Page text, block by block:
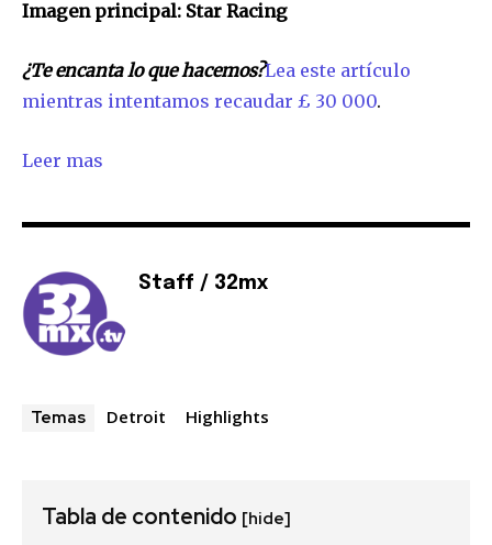
Imagen principal: Star Racing
¿Te encanta lo que hacemos?Lea este artículo
mientras intentamos recaudar £ 30 000.
Leer mas
Staff / 32mx
Temas Detroit Highlights
Tabla de contenido [hide]